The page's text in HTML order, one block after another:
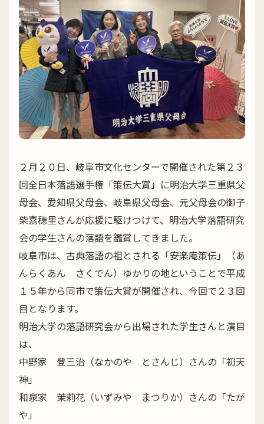
２月２０日、岐阜市文化センターで開催された第２３
回全日本落語選手権「策伝大賞」に明治大学三重県父
母会、愛知県父母会、岐阜県父母会、元父母会の御子
柴嘉穂里さんが応援に駆けつけて、明治大学落語研究
会の学生さんの落語を鑑賞してきました。
岐阜市は、古典落語の祖とされる「安楽庵策伝」（あ
んらくあん さくでん）ゆかりの地ということで平成
１５年から同市で策伝大賞が開催され、今回で２３回
目となります。
明治大学の落語研究会から出場された学生さんと演目
は、
中野家 登三治（なかのや とさんじ）さんの「初天
神」
和泉家 茉莉花（いずみや まつりか）さんの「たが
や」